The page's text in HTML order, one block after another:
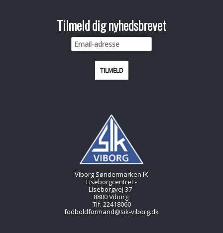
Tilmeld dig nyhedsbrevet
Viborg Søndermarken IK
Liseborgcentret -
Liseborgvej 37
8800 Viborg
Tlf. 22418060
fodboldformand@sik-viborg.dk